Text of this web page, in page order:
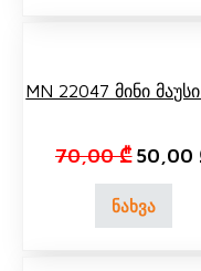
MN 22047 Მინი
70,00₾ 50,00
ნახვა